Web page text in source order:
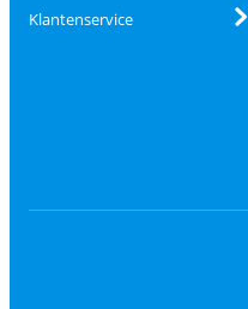
Klantenservice